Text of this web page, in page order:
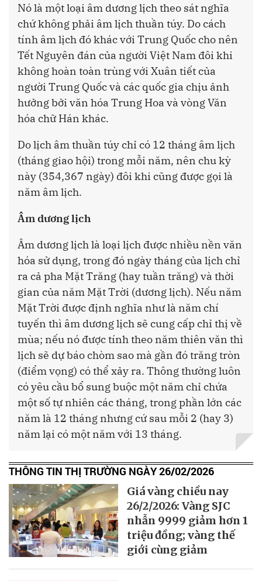
Nó là một loại âm dương lịch theo sát nghĩa
chứ không phải âm lịch thuần túy. Do cách
tính âm lịch đó khác với Trung Quốc cho nên
Tết Nguyên đán của người Việt Nam đôi khi
không hoàn toàn trùng với Xuân tiết của
người Trung Quốc và các quốc gia chịu ảnh
hưởng bởi văn hóa Trung Hoa và vòng Văn
hóa chữ Hán khác.
Do lịch âm thuần túy chỉ có 12 tháng âm lịch
(tháng giao hội) trong mỗi năm, nên chu kỳ
này (354,367 ngày) đôi khi cũng được gọi là
năm âm lịch.
Âm dương lịch
Âm dương lịch là loại lịch được nhiều nền văn
hóa sử dụng, trong đó ngày tháng của lịch chỉ
ra cả pha Mặt Trăng (hay tuần trăng) và thời
gian của năm Mặt Trời (dương lịch). Nếu năm
Mặt Trời được định nghĩa như là năm chí
tuyến thì âm dương lịch sẽ cung cấp chỉ thị về
mùa; nếu nó được tính theo năm thiên văn thì
lịch sẽ dự báo chòm sao mà gần đó trăng tròn
(điểm vọng) có thể xảy ra. Thông thường luôn
có yêu cầu bổ sung buộc một năm chỉ chứa
một số tự nhiên các tháng, trong phần lớn các
năm là 12 tháng nhưng cứ sau mỗi 2 (hay 3)
năm lại có một năm với 13 tháng.
THÔNG TIN THỊ TRƯỜNG NGÀY 26/02/2026
Giá vàng chiều nay
26/2/2026: Vàng SJC
nhẫn 9999 giảm hơn 1
triệu đồng; vàng thế
giới cùng giảm